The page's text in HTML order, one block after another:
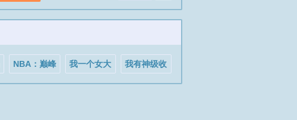
NBA：巅峰
大鲨鱼，镇
我一个女大
学生，会画
我有神级收
益系统